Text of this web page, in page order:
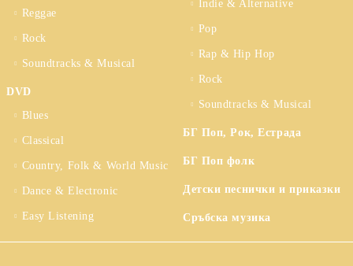
Reggae
Rock
Soundtracks & Musical
DVD
Blues
Classical
Country, Folk & World Music
Dance & Electronic
Easy Listening
Indie & Alternative
Pop
Rap & Hip Hop
Rock
Soundtracks & Musical
БГ Поп, Рок, Естрада
БГ Поп фолк
Детски песнички и приказки
Сръбска музика